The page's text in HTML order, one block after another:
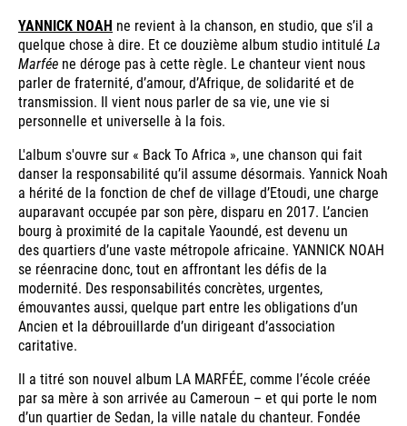
YANNICK NOAH ne revient à la chanson, en studio, que s’il a
quelque chose à dire. Et ce douzième album studio intitulé La
Marfée ne déroge pas à cette règle. Le chanteur vient nous
parler de fraternité, d’amour, d’Afrique, de solidarité et de
transmission. Il vient nous parler de sa vie, une vie si
personnelle et universelle à la fois.
L'album s'ouvre sur « Back To Africa », une chanson qui fait
danser la responsabilité qu’il assume désormais. Yannick Noah
a hérité de la fonction de chef de village d’Etoudi, une charge
auparavant occupée par son père, disparu en 2017. L’ancien
bourg à proximité de la capitale Yaoundé, est devenu un
des quartiers d’une vaste métropole africaine. YANNICK NOAH
se réenracine donc, tout en affrontant les défis de la
modernité. Des responsabilités concrètes, urgentes,
émouvantes aussi, quelque part entre les obligations d’un
Ancien et la débrouillarde d’un dirigeant d’association
caritative.
Il a titré son nouvel album LA MARFÉE, comme l’école créée
par sa mère à son arrivée au Cameroun – et qui porte le nom
d’un quartier de Sedan, la ville natale du chanteur. Fondée